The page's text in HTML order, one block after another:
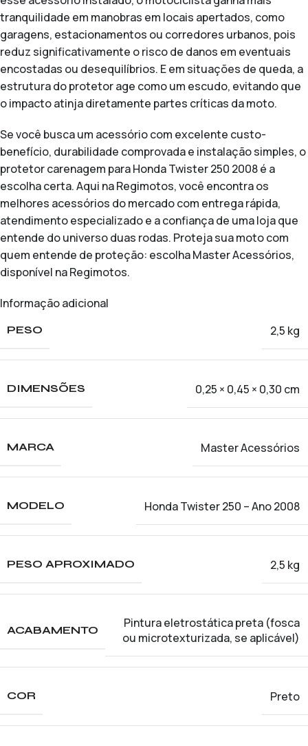
tranquilidade em manobras em locais apertados, como
garagens, estacionamentos ou corredores urbanos, pois
reduz significativamente o risco de danos em eventuais
encostadas ou desequilíbrios. E em situações de queda, a
estrutura do protetor age como um escudo, evitando que
o impacto atinja diretamente partes críticas da moto.
Se você busca um acessório com excelente custo-
benefício, durabilidade comprovada e instalação simples, o
protetor carenagem para Honda Twister 250 2008 é a
escolha certa. Aqui na Regimotos, você encontra os
melhores acessórios do mercado com entrega rápida,
atendimento especializado e a confiança de uma loja que
entende do universo duas rodas. Proteja sua moto com
quem entende de proteção: escolha Master Acessórios,
disponível na Regimotos.
Informação adicional
PESO 2,5 kg
DIMENSÕES 0,25 × 0,45 × 0,30 cm
MARCA Master Acessórios
MODELO Honda Twister 250 – Ano 2008
PESO APROXIMADO 2,5 kg
ACABAMENTO
Pintura eletrostática preta (fosca
ou microtexturizada, se aplicável)
COR Preto